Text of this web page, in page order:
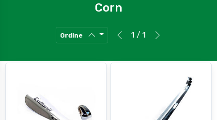
Corn
Ordine 1 / 1